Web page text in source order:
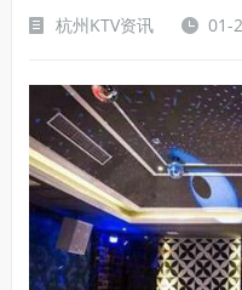
杭州KTV资讯
01-